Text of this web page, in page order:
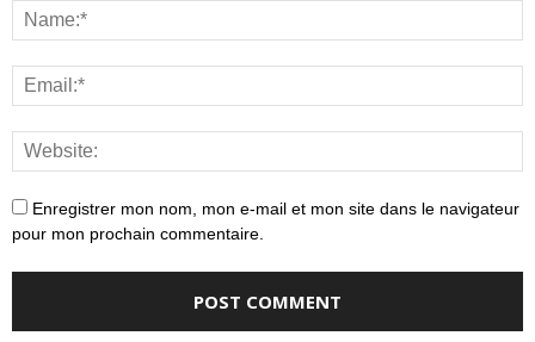
Enregistrer mon nom, mon e-mail et mon site dans le navigateur
pour mon prochain commentaire.